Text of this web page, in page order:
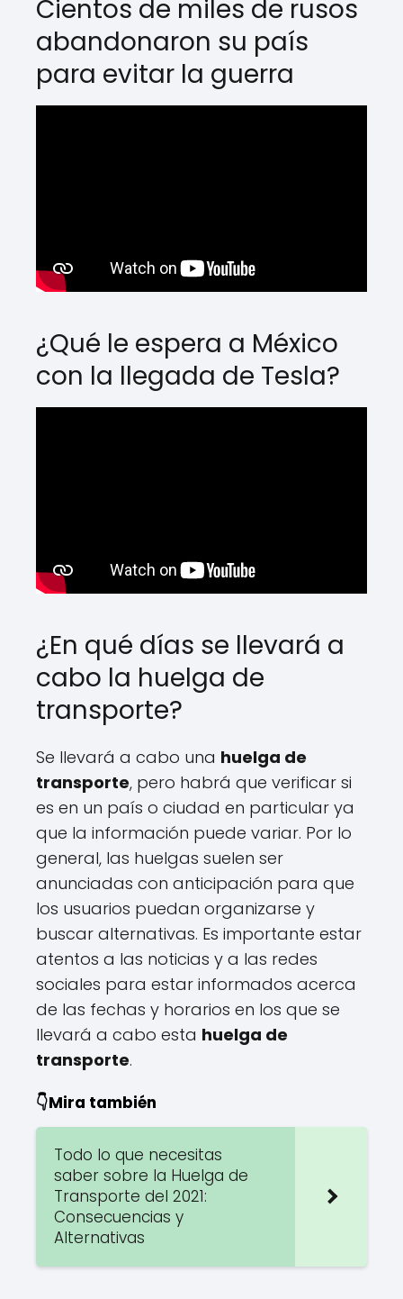
Cientos de miles de rusos
abandonaron su país
para evitar la guerra
¿Qué le espera a México
con la llegada de Tesla?
¿En qué días se llevará a
cabo la huelga de
transporte?
Se llevará a cabo una huelga de
transporte, pero habrá que verificar si
es en un país o ciudad en particular ya
que la información puede variar. Por lo
general, las huelgas suelen ser
anunciadas con anticipación para que
los usuarios puedan organizarse y
buscar alternativas. Es importante estar
atentos a las noticias y a las redes
sociales para estar informados acerca
de las fechas y horarios en los que se
llevará a cabo esta huelga de
transporte.
👇Mira también
Todo lo que necesitas
saber sobre la Huelga de
Transporte del 2021:
Consecuencias y
Alternativas